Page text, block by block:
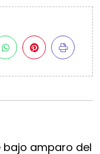
bajo amparo del